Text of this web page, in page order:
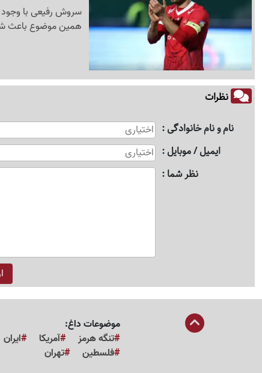
سروش رفیعی با وجود
همین موضوع باعث شد باشگاه او
نظرات
نام و نام خانوادگی
ایمیل / موبایل
نظر شما
موضوعات داغ:
تنگه هرمز
آمریکا ایران
فلسطین
تهران